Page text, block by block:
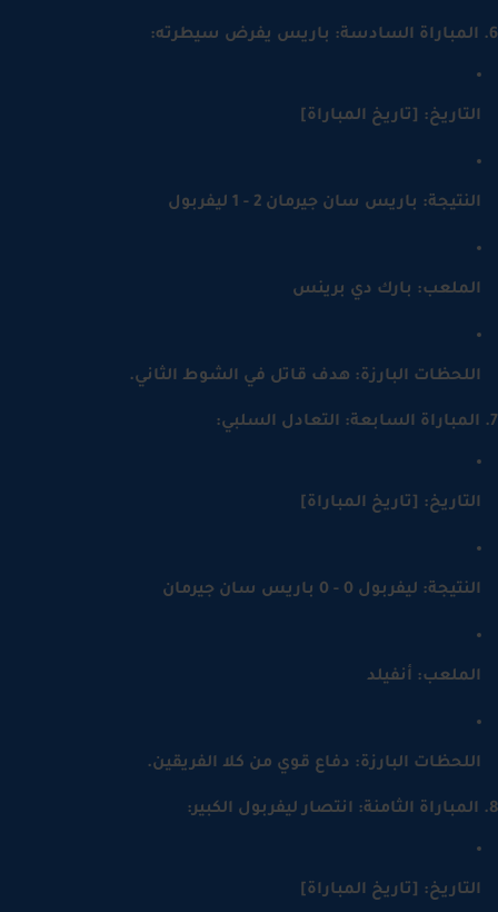
[تاريخ المباراة]
باريس سان جيرمان 2 - 1 ليفربول
بارك دي برينس
البارزة: هدف قاتل في الشوط الثاني.
[تاريخ المباراة]
ليفربول 0 - 0 باريس سان جيرمان
أنفيلد
البارزة: دفاع قوي من كلا الفريقين.
[تاريخ المباراة]